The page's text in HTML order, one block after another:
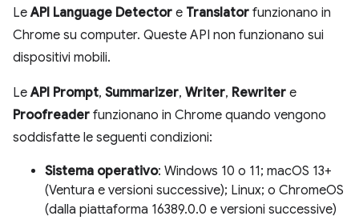
LeAPI Language Detector e Translator funzionano in
Chrome su computer. Queste API non funzionano sui
dispositivi mobili.
LeAPI Prompt, Summarizer, Writer, Rewriter e
Proofreader funzionano in Chrome quando vengono
soddisfatte le seguenti condizioni:
Sistema operativo: Windows 10 o 11; macOS 13+
(Ventura e versioni successive); Linux; o ChromeOS
(dalla piattaforma 16389.0.0 e versioni successive)